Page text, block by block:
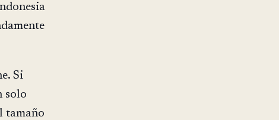
Si
solo
tamaño